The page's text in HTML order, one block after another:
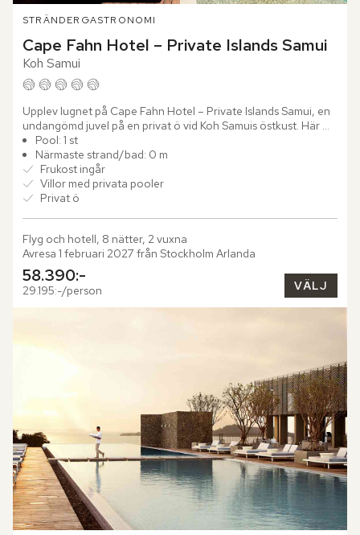
STRÄNDER GASTRONOMI
Cape Fahn Hotel – Private Islands Samui
Koh Samui
Upplev lugnet på Cape Fahn Hotel – Private Islands Samui, en
undangömd juvel på en privat ö vid Koh Samuis östkust. Här
väntar ett lyxigt paradis där du slappnar av i en fridfull...
Pool: 1 st
Närmaste strand/bad: 0 m
Frukost ingår
Villor med privata pooler
Privat ö
Flyg och hotell, 8 nätter, 2 vuxna
Avresa 1 februari 2027 från Stockholm Arlanda
58.390:-
29.195:-/person VÄLJ